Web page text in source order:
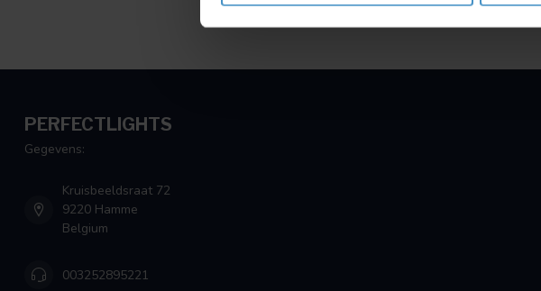
PERFECTLIGHTS
Gegevens:
Kruisbeeldsraat 72
9220 Hamme
Belgium
003252895221